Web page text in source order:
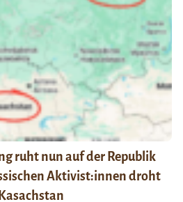
ruht nun auf der Republik
Aktivist:innen droht